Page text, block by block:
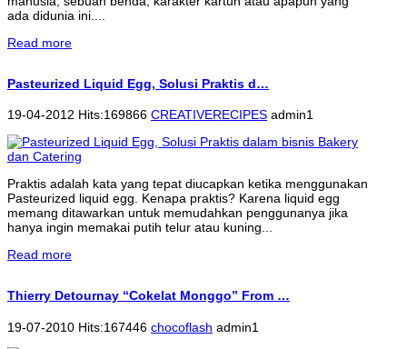
ada didunia ini....
Read more
Pasteurized Liquid Egg, Solusi Praktis d…
19-04-2012 Hits:169866 CREATIVERECIPES admin1
Praktis adalah kata yang tepat diucapkan ketika menggunakan
Pasteurized liquid egg. Kenapa praktis? Karena liquid egg
memang ditawarkan untuk memudahkan penggunanya jika
hanya ingin memakai putih telur atau kuning...
Read more
Thierry Detournay “Cokelat Monggo” From …
19-07-2010 Hits:167446 chocoflash admin1